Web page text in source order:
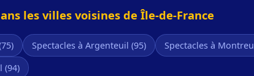
les villes voisines de Île-de-France
Spectacles à Argenteuil (95) Spectacles à
(94)